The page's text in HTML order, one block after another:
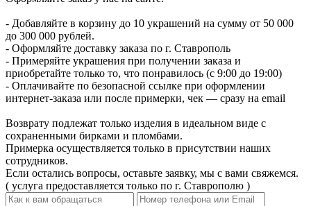
- Добавляйте в корзину до 10 украшений на сумму от 50 000
до 300 000 рублей.
- Оформляйте доставку заказа по г. Ставрополь
- Примеряйте украшения при получении заказа и
приобретайте только то, что понравилось (с 9:00 до 19:00)
- Оплачивайте по безопасной ссылке при оформлении
интернет-заказа или после примерки, чек — сразу на email
Возврату подлежат только изделия в идеальном виде с
сохраненными бирками и пломбами.
Примерка осуществляется только в присутствии наших
сотрудников.
Если остались вопросы, оставьте заявку, мы с вами свяжемся.
( услуга предоставляется только по г. Ставрополю )